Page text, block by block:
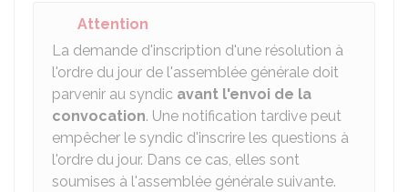
Attention
La demande d'inscription d'une résolution à
l'ordre du jour de l'assemblée générale doit
parvenir au syndic avant l'envoi de la
convocation. Une notification tardive peut
empêcher le syndic d'inscrire les questions à
l'ordre du jour. Dans ce cas, elles sont
soumises à l'assemblée générale suivante.